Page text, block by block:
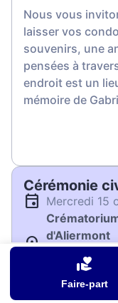
Faire-part
Nous vous
laisser vos
souvenirs, une
pensées à
endroit est un
mémoire de
Cérémonie
mercredi
d'Aliermont
76510